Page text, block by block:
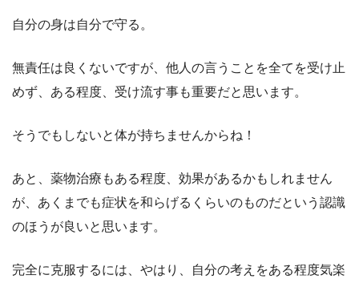
自分の身は自分で守る。
無責任は良くないですが、他人の言うことを全てを受け止
めず、ある程度、受け流す事も重要だと思います。
そうでもしないと体が持ちませんからね！
あと、薬物治療もある程度、効果があるかもしれません
が、あくまでも症状を和らげるくらいのものだという認識
のほうが良いと思います。
完全に克服するには、やはり、自分の考えをある程度気楽